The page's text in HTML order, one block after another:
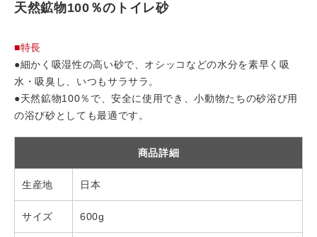
天然鉱物100％のトイレ砂
■特長
●細かく吸湿性の高い砂で、オシッコなどの水分を素早く吸
水・吸臭し、いつもサラサラ。
●天然鉱物100％で、安全に使用でき、小動物たちの砂浴び用
の浴び砂としても最適です。
商品詳細
生産地 日本
サイズ 600g